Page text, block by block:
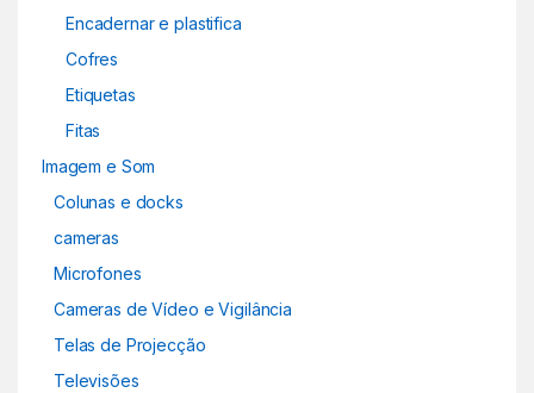
Encadernar e plastifica
Cofres
Etiquetas
Fitas
Imagem e Som
Colunas e docks
cameras
Microfones
Cameras de Vídeo e Vigilância
Telas de Projecção
Televisões